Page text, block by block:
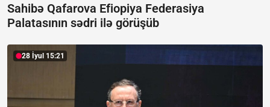
Sahibə Qafarova Efiopiya Federasiya
Palatasının sədri ilə görüşüb
28 İyul 15:21